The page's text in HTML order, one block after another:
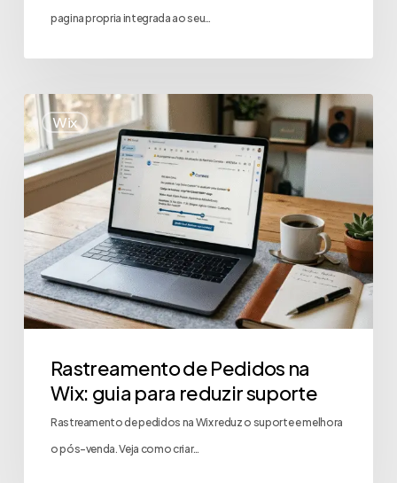
pagina propria integrada ao seu…
Wix
Rastreamento de Pedidos na
Wix: guia para reduzir suporte
Rastreamento de pedidos na Wix reduz o suporte e melhora
o pós-venda. Veja como criar…